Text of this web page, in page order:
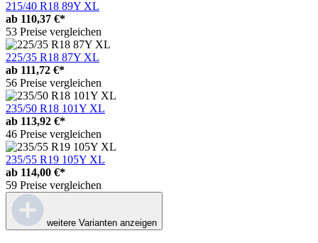
215/40 R18 89Y XL
ab 110,37 €*
53 Preise vergleichen
225/35 R18 87Y XL
ab 111,72 €*
56 Preise vergleichen
235/50 R18 101Y XL
ab 113,92 €*
46 Preise vergleichen
235/55 R19 105Y XL
ab 114,00 €*
59 Preise vergleichen
weitere Varianten anzeigen